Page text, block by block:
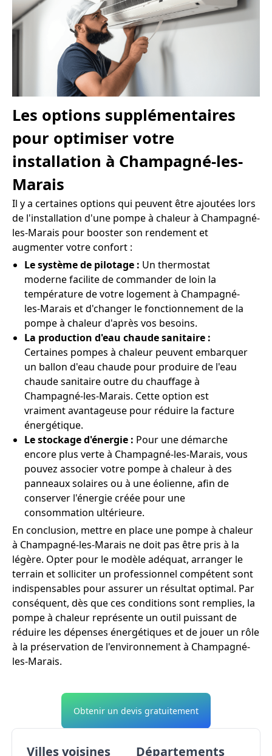
Les options supplémentaires
pour optimiser votre
installation à Champagné-les-
Marais
Il y a certaines options qui peuvent être ajoutées lors
de l'installation d'une pompe à chaleur à Champagné-
les-Marais pour booster son rendement et
augmenter votre confort :
Le système de pilotage : Un thermostat
moderne facilite de commander de loin la
température de votre logement à Champagné-
les-Marais et d'changer le fonctionnement de la
pompe à chaleur d'après vos besoins.
La production d'eau chaude sanitaire :
Certaines pompes à chaleur peuvent embarquer
un ballon d'eau chaude pour produire de l'eau
chaude sanitaire outre du chauffage à
Champagné-les-Marais. Cette option est
vraiment avantageuse pour réduire la facture
énergétique.
Le stockage d'énergie : Pour une démarche
encore plus verte à Champagné-les-Marais, vous
pouvez associer votre pompe à chaleur à des
panneaux solaires ou à une éolienne, afin de
conserver l'énergie créée pour une
consommation ultérieure.
En conclusion, mettre en place une pompe à chaleur
à Champagné-les-Marais ne doit pas être pris à la
légère. Opter pour le modèle adéquat, arranger le
terrain et solliciter un professionnel compétent sont
indispensables pour assurer un résultat optimal. Par
conséquent, dès que ces conditions sont remplies, la
pompe à chaleur représente un outil puissant de
réduire les dépenses énergétiques et de jouer un rôle
à la préservation de l'environnement à Champagné-
les-Marais.
Obtenir un devis gratuitement
Villes voisines Départements